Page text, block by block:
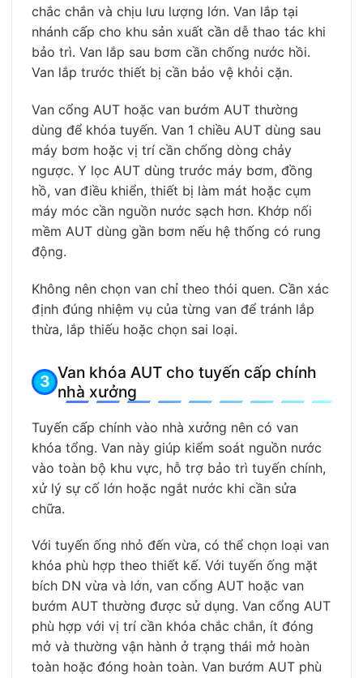
chắc chắn và chịu lưu lượng lớn. Van lắp tại
nhánh cấp cho khu sản xuất cần dễ thao tác khi
bảo trì. Van lắp sau bơm cần chống nước hồi.
Van lắp trước thiết bị cần bảo vệ khỏi cặn.
Van cổng AUT hoặc van bướm AUT thường
dùng để khóa tuyến. Van 1 chiều AUT dùng sau
máy bơm hoặc vị trí cần chống dòng chảy
ngược. Y lọc AUT dùng trước máy bơm, đồng
hồ, van điều khiển, thiết bị làm mát hoặc cụm
máy móc cần nguồn nước sạch hơn. Khớp nối
mềm AUT dùng gần bơm nếu hệ thống có rung
động.
Không nên chọn van chỉ theo thói quen. Cần xác
định đúng nhiệm vụ của từng van để tránh lắp
thừa, lắp thiếu hoặc chọn sai loại.
Van khóa AUT cho tuyến cấp chính
nhà xưởng
Tuyến cấp chính vào nhà xưởng nên có van
khóa tổng. Van này giúp kiểm soát nguồn nước
vào toàn bộ khu vực, hỗ trợ bảo trì tuyến chính,
xử lý sự cố lớn hoặc ngắt nước khi cần sửa
chữa.
Với tuyến ống nhỏ đến vừa, có thể chọn loại van
khóa phù hợp theo thiết kế. Với tuyến ống mặt
bích DN vừa và lớn, van cổng AUT hoặc van
bướm AUT thường được sử dụng. Van cổng AUT
phù hợp với vị trí cần khóa chắc chắn, ít đóng
mở và thường vận hành ở trạng thái mở hoàn
toàn hoặc đóng hoàn toàn. Van bướm AUT phù